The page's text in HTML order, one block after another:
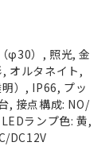
φ30）, 照光, 金
オルタネイト,
）, IP66, プッ
, 接点構成: NO/
ランプ色: 黄,
DC12V